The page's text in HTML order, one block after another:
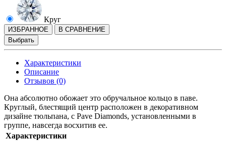
Круг
ИЗБРАННОЕ
В СРАВНЕНИЕ
Выбрать
Характеристики
Описание
Отзывов (0)
Она абсолютно обожает это обручальное кольцо в паве.
Круглый, блестящий центр расположен в декоративном
дизайне тюльпана, с Pave Diamonds, установленными в
группе, навсегда восхитив ее.
Характеристики